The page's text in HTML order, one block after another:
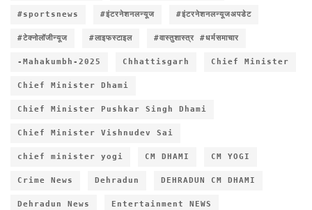
#sportsnews #इंटरनेशनलन्यूज #इंटरनेशनलन्यूजअपडेट
#टेक्नोलॉजीन्यूज #लाइफस्टाइल #वास्तुशास्त्र #धर्मसमाचार
-Mahakumbh-2025 Chhattisgarh Chief Minister
Chief Minister Dhami
Chief Minister Pushkar Singh Dhami
Chief Minister Vishnudev Sai
chief minister yogi CM DHAMI CM YOGI
Crime News Dehradun DEHRADUN CM DHAMI
Dehradun News Entertainment NEWS